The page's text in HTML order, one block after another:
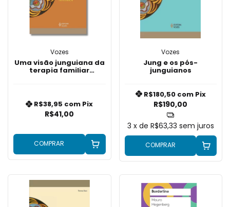
Vozes
Uma visão junguiana da
terapia familiar
R$41,00
R$38,95 com Pix
COMPRAR
Vozes
Jung e os pós-
junguianos
R$190,00
R$180,50 com Pix
3 x de R$63,33 sem juros
COMPRAR